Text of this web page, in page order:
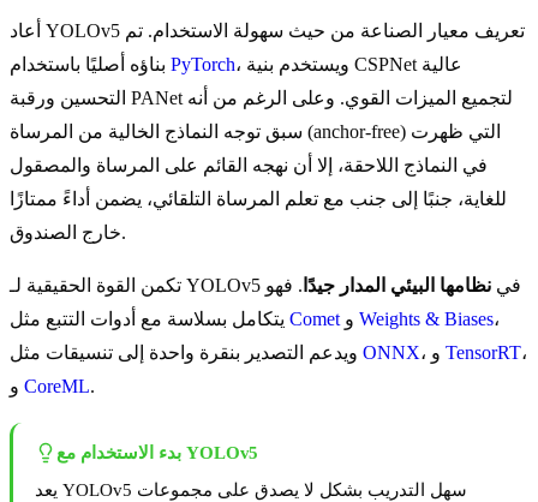
أعاد YOLOv5 تعريف معيار الصناعة من حيث سهولة الاستخدام. تم
PyTorch، ويستخدم بنية CSPNet عالية
التحسين ورقبة PANet لتجميع الميزات القوي. وعلى الرغم من أنه
سبق توجه النماذج الخالية من المرساة (anchor-free) التي ظهرت
في النماذج اللاحقة، إلا أن نهجه القائم على المرساة والمصقول
للغاية، جنبًا إلى جنب مع تعلم المرساة التلقائي، يضمن أداءً ممتازًا
خارج الصندوق.
تكمن القوة الحقيقية لـ YOLOv5 في نظامها البيئي المدار جيدًا . فهو
Comet Weights & Biases،
ONNX TensorRT،
CoreML.
بدء الاستخدام مع YOLOv5
يعد YOLOv5 سهل التدريب بشكل لا يصدق على مجموعات